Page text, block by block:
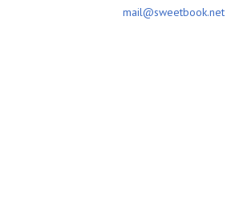
mail@sweetbook.net